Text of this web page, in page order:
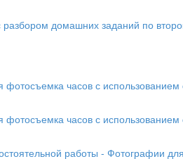
домашних заданий по
фотосъемка часов с
фотосъемка часов с
работы - Фотографии